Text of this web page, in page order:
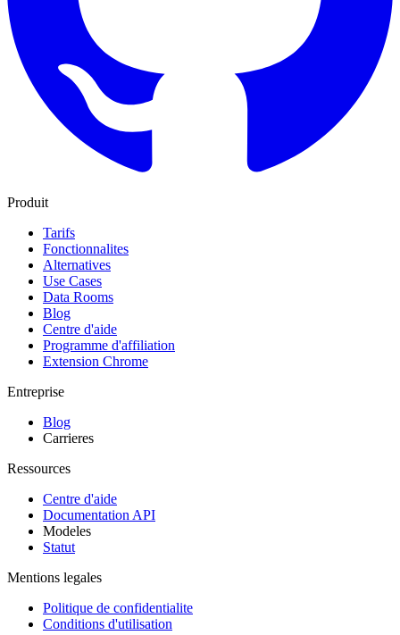
Produit
Tarifs
Fonctionnalites
Alternatives
Use Cases
Data Rooms
Blog
Centre d'aide
Programme d'affiliation
Extension Chrome
Entreprise
Blog
Carrieres
Ressources
Centre d'aide
Documentation API
Modeles
Statut
Mentions legales
Politique de confidentialite
Conditions d'utilisation